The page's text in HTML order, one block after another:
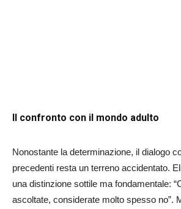
Il confronto con il mondo adulto
Nonostante la determinazione, il dialogo
precedenti resta un terreno accidentato.
una distinzione sottile ma fondamentale:
ascoltate, considerate molto spesso no”.